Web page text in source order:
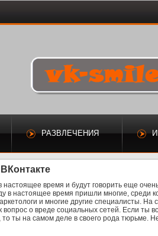
РАЗВЛЕЧЕНИЯ
время и будут говорить еще
в настоящее время пришли многие, среди
и многие другие специалисты. На
о вреде социальных сетей. Если ты
ты на самом деле в своего рода тюрьме.